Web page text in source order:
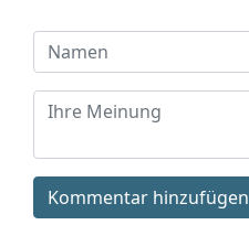
Kommentar hinzufügen